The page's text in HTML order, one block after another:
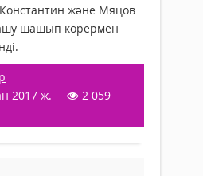
және Мяцов
шашып көрермен
2017 ж.
2 059